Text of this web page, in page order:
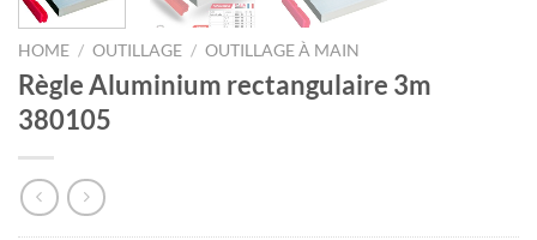
HOME / OUTILLAGE / OUTILLAGE À MAIN
Règle Aluminium rectangulaire 3m
380105